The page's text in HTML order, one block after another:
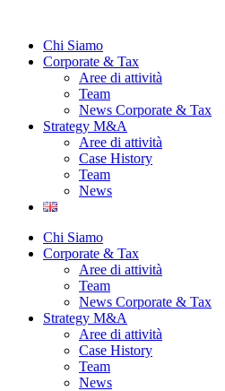
contenutoChi Siamo
Corporate & Tax
Aree di attività
Team
News Corporate & Tax
Strategy M&A
Aree di attività
Case History
Team
News
Chi Siamo
Corporate & Tax
Aree di attività
Team
News Corporate & Tax
Strategy M&A
Aree di attività
Case History
Team
News